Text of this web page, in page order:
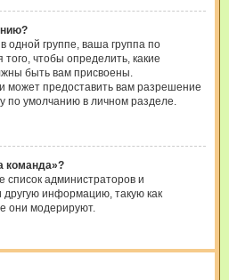
одной группе, ваша группа по
чтобы определить, какие
быть вам присвоены.
может предоставить вам разрешение
по умолчанию в личном разделе.
команда»?
список администраторов и
информацию, такую как
они модерируют.